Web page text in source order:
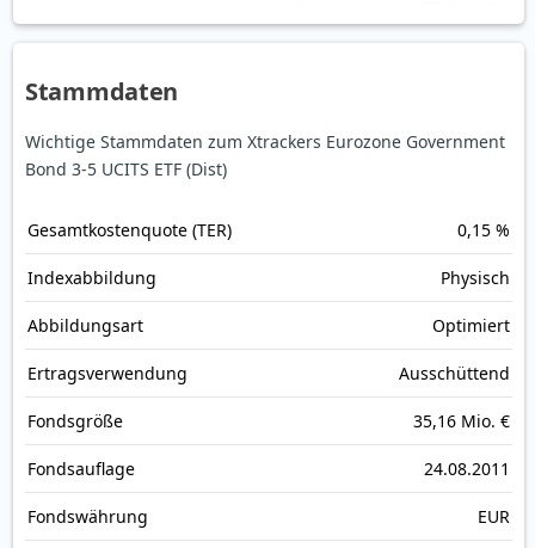
Stammdaten
Wichtige Stammdaten zum Xtrackers Eurozone Government
Bond 3-5 UCITS ETF (Dist)
Gesamt­kosten­quote (TER) 0,15 %
Index­abbildung Physisch
Abbildungs­art Optimiert
Ertrags­verwendung Ausschüttend
Fonds­größe 35,16 Mio. €
Fonds­auflage 24.08.2011
Fonds­währung EUR